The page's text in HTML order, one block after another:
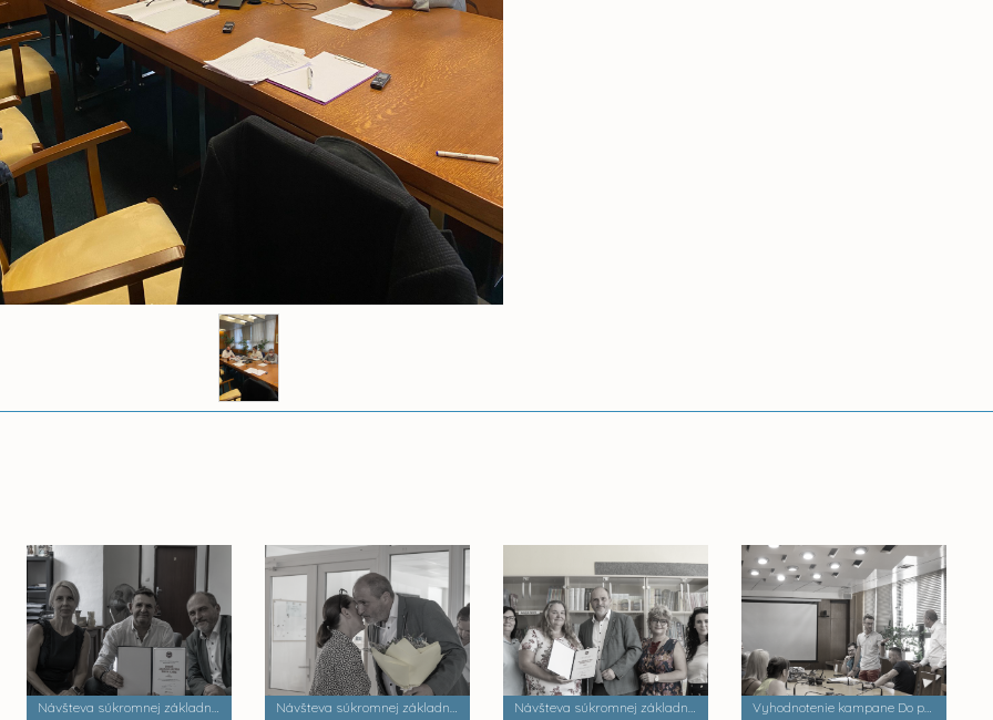
Návšteva súkromnej základnej umeleckej školy Zádielska Návšteva súkromnej základnej školy Dobrá škola n.o. Návšteva súkromnej základnej školy Palackého Vyhodnotenie kampane Do práce na bicykli